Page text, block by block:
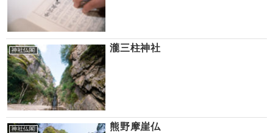
神社仏閣 瀧三柱神社
神社仏閣 熊野摩崖仏